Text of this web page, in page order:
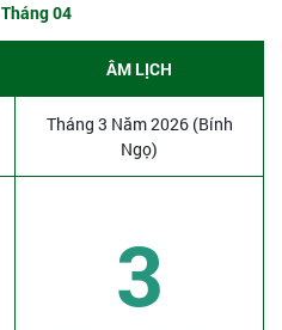
Tháng 04
ÂM LỊCH
Tháng 3 Năm 2026 (Bính
Ngọ)
3